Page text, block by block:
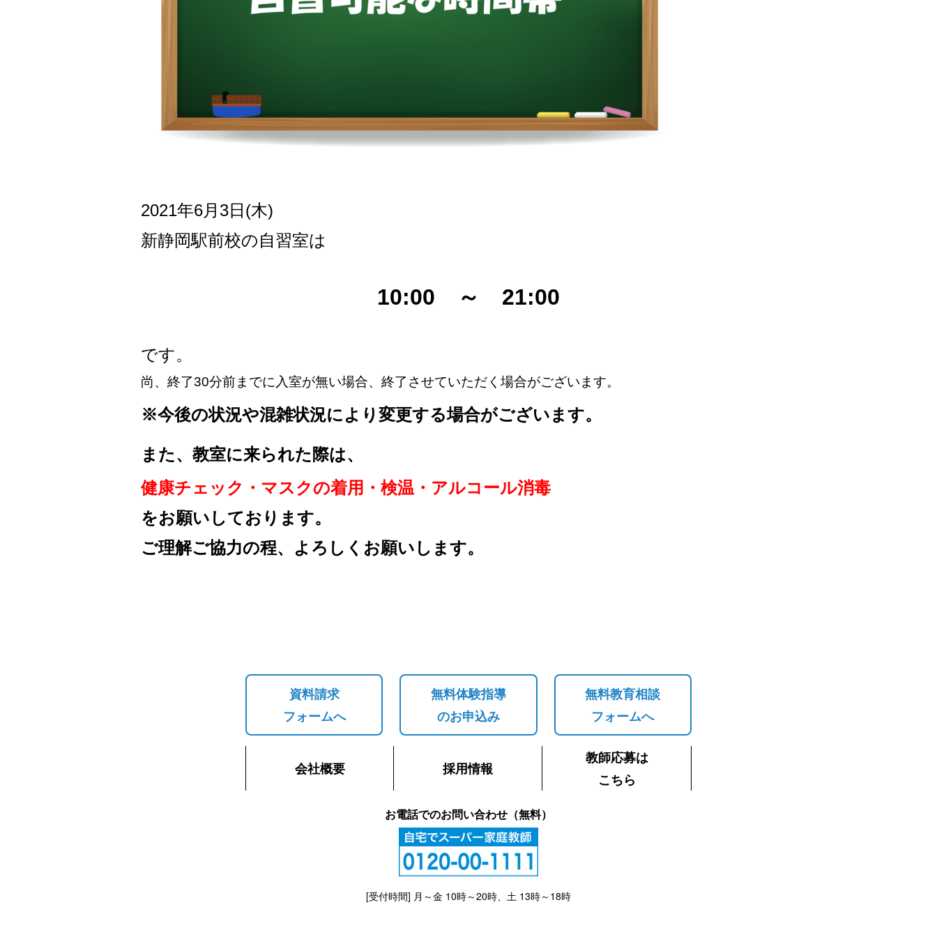
2021年6月3日(木)
新静岡駅前校の自習室は
10:00 ～ 21:00
です。
尚、終了30分前までに入室が無い場合、終了させていただく場合がございます。
※今後の状況や混雑状況により変更する場合がございます。
また、教室に来られた際は、
健康チェック・マスクの着用 ・検温・アルコール消毒
をお願いしております。
ご理解ご協力の程、
よろしくお願いします。
資料請求
フォームへ
無料体験指導
のお申込み
無料教育相談
フォームへ
会社概要 採用情報
教師応募は
こちら
お電話でのお問い合わせ（無料）
[受付時間] 月～金 10時～20時、土 13時～18時